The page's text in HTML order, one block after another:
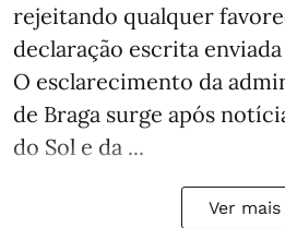
rejeitando qualquer
declaração escrita enviada
O esclarecimento da
de Braga surge após
do Sol e da ...
Ver mais